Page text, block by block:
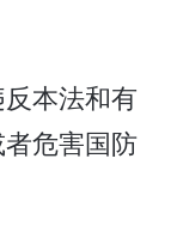
本法和有
危害国防